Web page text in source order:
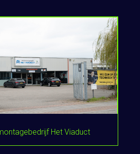
Het Viaduct